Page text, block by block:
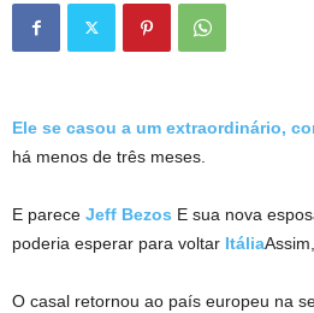
Ele se casou a um extraordinário,
há menos de três meses.
E parece Jeff Bezos E sua nova
poderia esperar para voltar ItáliaAssim,
O casal retornou ao país europeu na